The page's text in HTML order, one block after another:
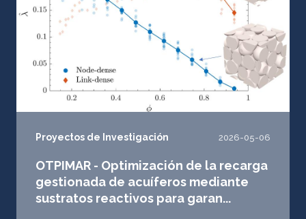
Proyectos de Investigación 2026-05-06
OTPIMAR - Optimización de la recarga
gestionada de acuíferos mediante
sustratos reactivos para garan...